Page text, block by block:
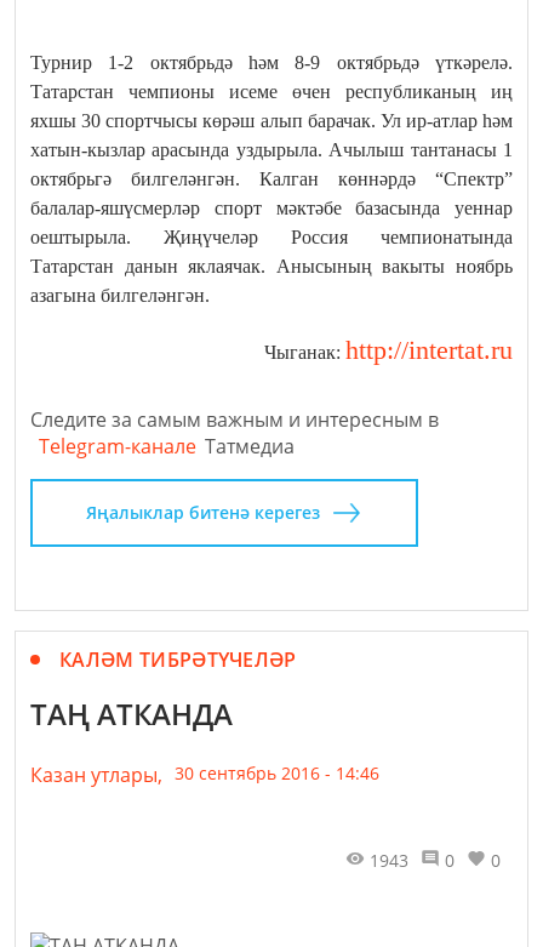
Турнир 1-2 октябрьдә һәм 8-9 октябрьдә үткәрелә.
Татарстан чемпионы исеме өчен республиканың иң
яхшы 30 спортчысы көрәш алып барачак. Ул ир-атлар һәм
хатын-кызлар арасында уздырыла. Ачылыш тантанасы 1
октябрьгә билгеләнгән. Калган көннәрдә “Спектр”
балалар-яшүсмерләр спорт мәктәбе базасында уеннар
оештырыла. Җиңүчеләр Россия чемпионатында
Татарстан данын яклаячак. Анысының вакыты ноябрь
азагына билгеләнгән.
Чыганак: http://intertat.ru
Следите за самым важным и интересным в
Telegram-канале Татмедиа
Яңалыклар битенә керегез
КАЛӘМ ТИБРӘТҮЧЕЛӘР
ТАҢ АТКАНДА
Казан утлары, 30 сентябрь 2016 - 14:46
1943 0 0